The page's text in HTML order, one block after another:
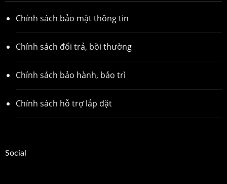
Chính sách bảo mật thông tin
Chính sách đổi trả, bồi thường
Chính sách bảo hành, bảo trì
Chính sách hỗ trợ lắp đặt
Social